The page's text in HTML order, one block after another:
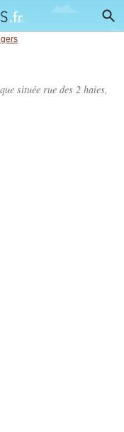
située rue des 2 haies,